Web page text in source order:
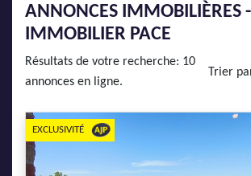
SYNDIC
IMMOBILIER NEUF
ENTREPRISES
DEVENIR FRANCHISÉ
ANNONCES IMMOBILIÈRES
IMMOBILIER PACE
Résultats de votre recherche: 10
annonces en ligne.
Trier
EXCLUSIVITÉ